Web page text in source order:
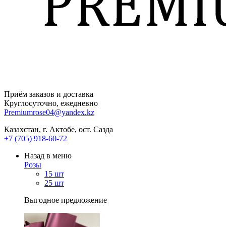
Приём заказов и доставка
Круглосуточно, ежедневно
Premiumrose04@yandex.kz
Казахстан, г. Актобе, ост. Сазда
+7 (705) 918-60-72
Назад в меню
Розы
15 шт
25 шт
Выгодное предложение